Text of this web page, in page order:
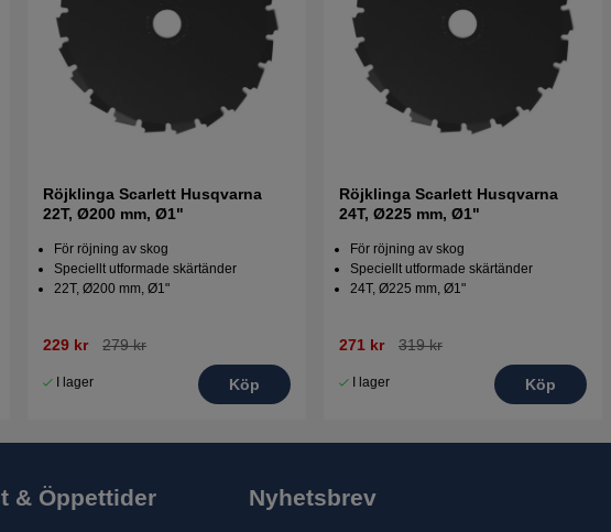
Röjklinga Scarlett Husqvarna
22T, Ø200 mm, Ø1"
För röjning av skog
Speciellt utformade skärtänder
22T, Ø200 mm, Ø1"
229 kr 279 kr
I lager Köp
Röjklinga Scarlett Husqvarna
24T, Ø225 mm, Ø1"
För röjning av skog
Speciellt utformade skärtänder
24T, Ø225 mm, Ø1"
271 kr 319 kr
I lager Köp
& Öppettider Nyhetsbrev